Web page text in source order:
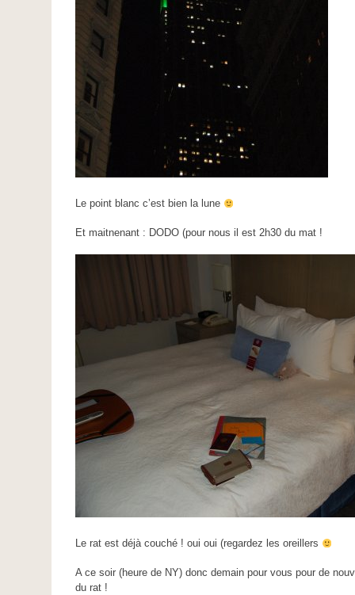
Le point blanc c’est bien la lune
Et maitnenant : DODO (pour nous il est 2h30 du mat !
Le rat est déjà couché ! oui oui (regardez les oreillers
A ce soir (heure de NY) donc demain pour vous pour de
du rat !